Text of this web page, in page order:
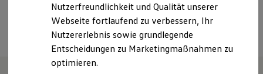
Reparatur, Pflege & Inspektion
Servicetermin anfragen
Service-Vorteile bei Volkswagen Nutzfahrzeuge
ServicePlus
Economy Service
Räder & Reifen Service
Ersatzfahrzeuge
Termin vereinbaren
Nutzerfreundlichkeit und Qualität unserer
Webseite fortlaufend zu verbessern, Ihr
Nutzererlebnis sowie grundlegende
Entscheidungen zu Marketingmaßnahmen zu
optimieren.